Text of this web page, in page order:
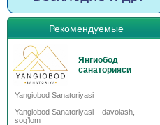
Рекомендуемые
Янгиобод
санаторияси
Yangiobod Sanatoriyasi
Yangiobod Sanatoriyasi – davolash,
sog’lom